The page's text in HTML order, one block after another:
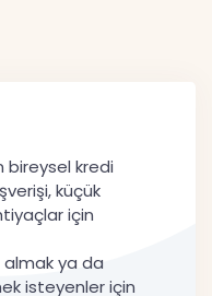
bireysel kredi
küçük
için
almak ya da
isteyenler için